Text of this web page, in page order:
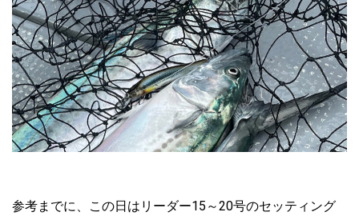
参考までに、この日はリーダー15～20号のセッティング